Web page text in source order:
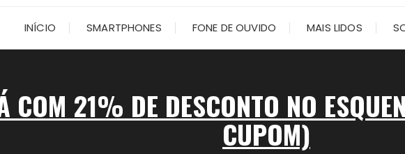
INÍCIO SMARTPHONES FONE DE OUVIDO MAIS LIDOS
COM 21% DE DESCONTO NO
CUPOM)